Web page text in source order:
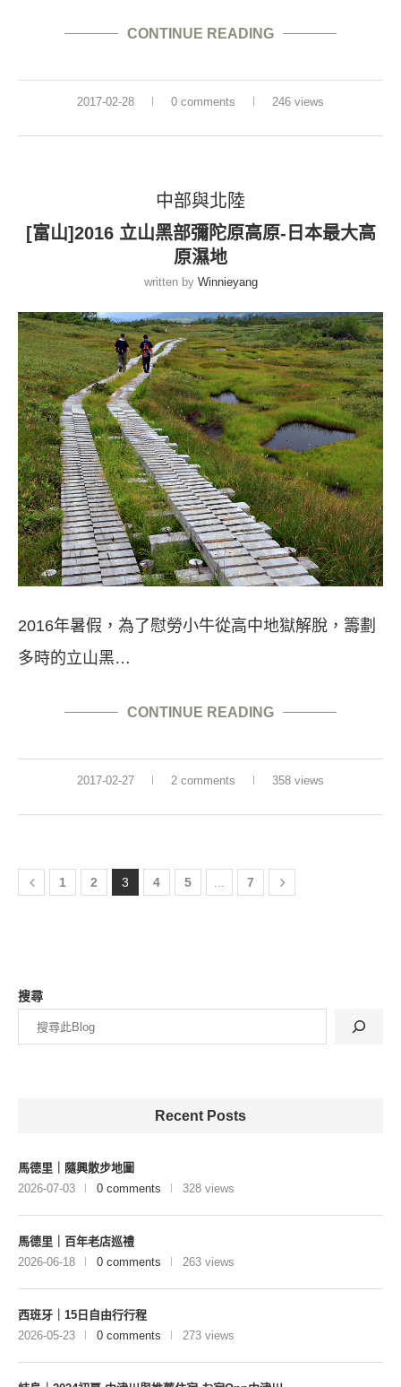
CONTINUE READING
2017-02-28 0 comments 246 views
中部與北陸
[富山]2016 立山黑部彌陀原高原-日本最大高
原濕地
written by Winnieyang
2016年暑假，為了慰勞小牛從高中地獄解脫，籌劃
多時的立山黑…
CONTINUE READING
2017-02-27 2 comments 358 views
1 2 3 4 5 ... 7
搜尋
Recent Posts
馬德里｜隨興散步地圖
2026-07-03
0 comments 328 views
馬德里｜百年老店巡禮
2026-06-18
0 comments 263 views
西班牙｜15日自由行行程
2026-05-23
0 comments 273 views